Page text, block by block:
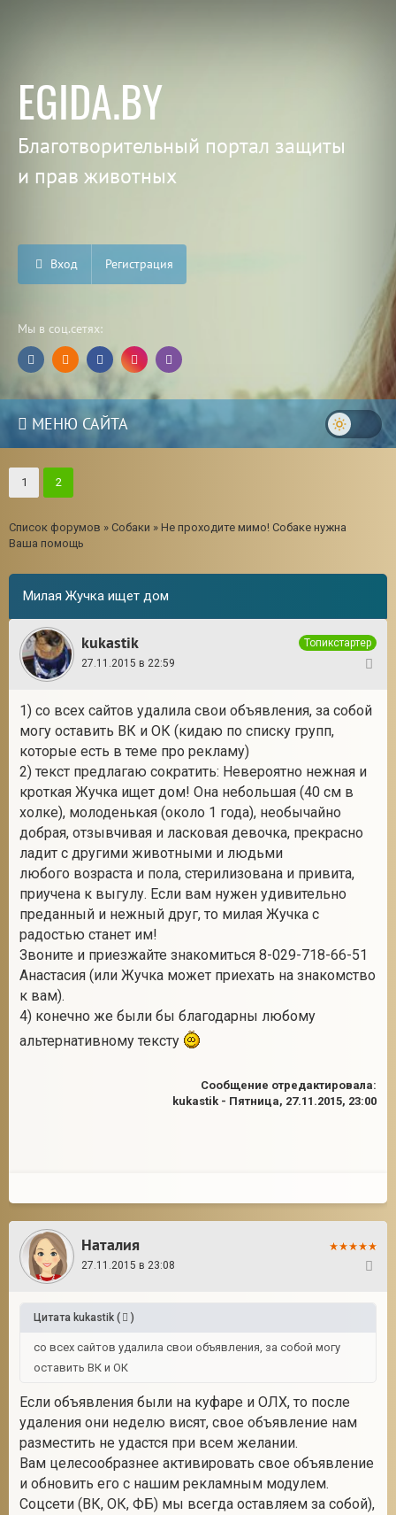
EGIDA.BY
Благотворительный портал защиты
и прав животных
Вход Регистрация
Мы в соц.сетях:
МЕНЮ САЙТА
1 2
Список форумов » Собаки » Не проходите мимо! Собаке нужна
Ваша помощь
Милая Жучка ищет дом
kukastik
Топикстартер
27.11.2015 в 22:59
1) со всех сайтов удалила свои объявления, за собой
могу оставить ВК и ОК (кидаю по списку групп,
которые есть в теме про рекламу)
2) текст предлагаю сократить: Невероятно нежная и
кроткая Жучка ищет дом! Она небольшая (40 см в
холке), молоденькая (около 1 года), необычайно
добрая, отзывчивая и ласковая девочка, прекрасно
ладит с другими животными и людьми
любого возраста и пола, стерилизована и привита,
приучена к выгулу. Если вам нужен удивительно
преданный и нежный друг, то милая Жучка с
радостью станет им!
Звоните и приезжайте знакомиться 8-029-718-66-51
Анастасия (или Жучка может приехать на знакомство
к вам).
4) конечно же были бы благодарны любому
альтернативному тексту
Сообщение отредактировала:
kukastik - Пятница, 27.11.2015, 23:00
Наталия
27.11.2015 в 23:08
Цитата kukastik ( )
со всех сайтов удалила свои объявления, за собой могу
оставить ВК и ОК
Если объявления были на куфаре и ОЛХ, то после
удаления они неделю висят, свое объявление нам
разместить не удастся при всем желании.
Вам целесообразнее активировать свое объявление
и обновить его с нашим рекламным модулем.
Соцсети (ВК, ОК, ФБ) мы всегда оставляем за собой),